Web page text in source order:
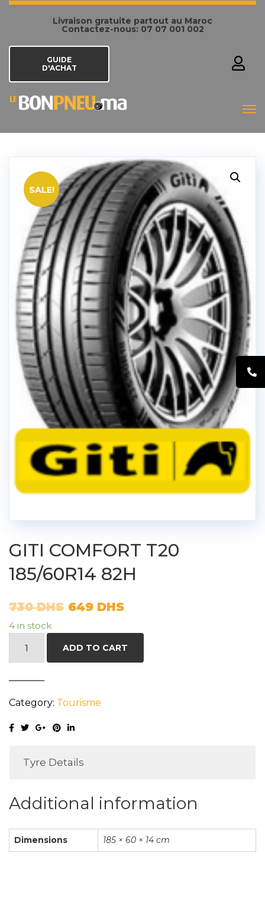
Livraison gratuite partout au Maroc
Contactez-nous: 07 07 001 002
GUIDE
D'ACHAT
SALE!
GITI COMFORT T20
185/60R14 82H
730DHS 649 DHS
4 in stock
82H
quantity
ADD TO CART
Category: Tourisme
Tyre Details
Additional information
Dimensions 185 × 60 × 14 cm